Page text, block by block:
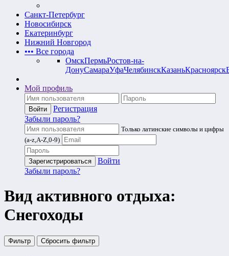
Санкт-Петербург
Новосибирск
Екатеринбург
Нижний Новгород
••• Все города
ОмскПермьРостов-на-
ДонуСамараУфаЧелябинскКазаньКрасноярск
Мой профиль
Регистрация
Забыли пароль?
Только латинские символы и цифры
(a-z,A-Z,0-9)
Войти
Забыли пароль?
Вид активного отдыха:
Снегоходы
Фильтр Cбросить фильтр